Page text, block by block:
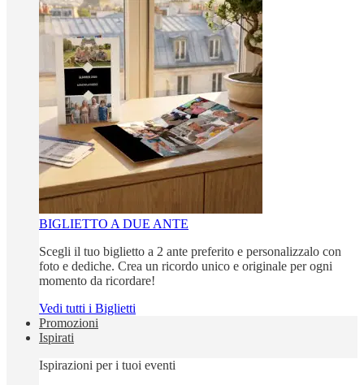
BIGLIETTO A DUE ANTE
Scegli il tuo biglietto a 2 ante preferito e personalizzalo con
foto e dediche. Crea un ricordo unico e originale per ogni
momento da ricordare!
Vedi tutti i Biglietti
Promozioni
Ispirati
Ispirazioni per i tuoi eventi